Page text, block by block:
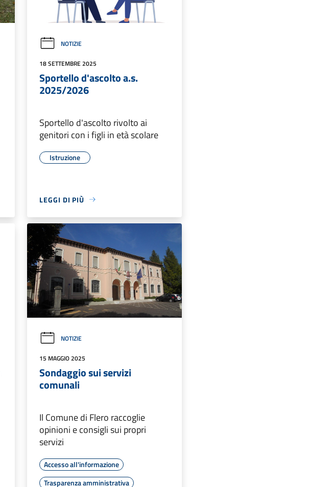
NOTIZIE
18 SETTEMBRE 2025
Sportello d'ascolto a.s.
2025/2026
Sportello d'ascolto rivolto ai
genitori con i figli in età scolare
Istruzione
LEGGI DI PIÙ
NOTIZIE
15 MAGGIO 2025
Sondaggio sui servizi
comunali
Il Comune di Flero raccoglie
opinioni e consigli sui propri
servizi
Accesso all'informazione
Trasparenza amministrativa